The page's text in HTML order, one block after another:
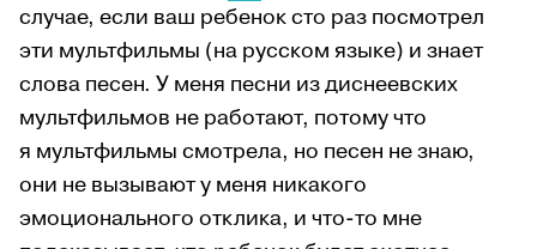
случае, если ваш ребенок сто раз посмотрел
эти мультфильмы (на русском языке) и знает
слова песен. У меня песни из диснеевских
мультфильмов не работают, потому что
я мультфильмы смотрела, но песен не знаю,
они не вызывают у меня никакого
эмоционального отклика, и что-то мне